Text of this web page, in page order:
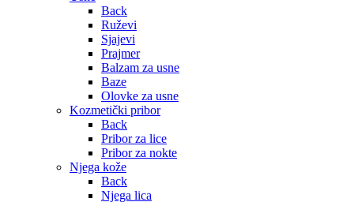
Back
Ruževi
Sjajevi
Prajmer
Balzam za usne
Baze
Olovke za usne
Kozmetički pribor
Back
Pribor za lice
Pribor za nokte
Njega kože
Back
Njega lica